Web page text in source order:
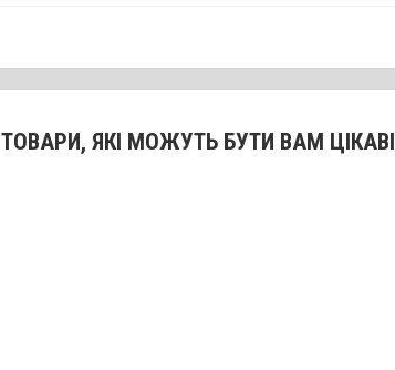
ТОВАРИ, ЯКІ МОЖУТЬ БУТИ ВАМ ЦІКАВІ